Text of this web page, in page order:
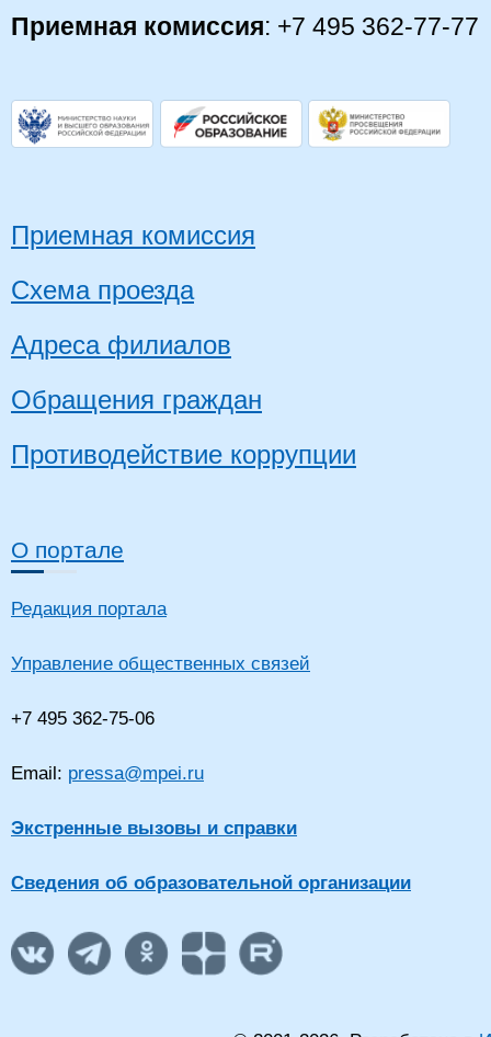
Приемная комиссия: +7 495 362-77-77
Приемная комиссия
Схема проезда
Адреса филиалов
Обращения граждан
Противодействие коррупции
О портале
Редакция портала
Управление общественных связей
+7 495 362-75-06
Email: pressa@mpei.ru
Экстренные вызовы и справки
Сведения об образовательной организации